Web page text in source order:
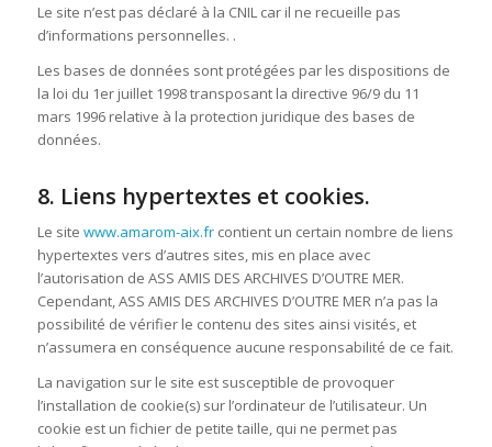
Le site n’est pas déclaré à la CNIL car il ne recueille pas
d’informations personnelles. .
Les bases de données sont protégées par les dispositions de
la loi du 1er juillet 1998 transposant la directive 96/9 du 11
mars 1996 relative à la protection juridique des bases de
données.
8. Liens hypertextes et cookies.
Le site www.amarom-aix.frcontient un certain nombre de liens
hypertextes vers d’autres sites, mis en place avec
l’autorisation de ASS AMIS DES ARCHIVES D’OUTRE MER.
Cependant, ASS AMIS DES ARCHIVES D’OUTRE MER n’a pas la
possibilité de vérifier le contenu des sites ainsi visités, et
n’assumera en conséquence aucune responsabilité de ce fait.
La navigation sur le site est susceptible de provoquer
l’installation de cookie(s) sur l’ordinateur de l’utilisateur. Un
cookie est un fichier de petite taille, qui ne permet pas